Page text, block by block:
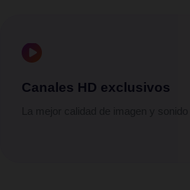
Canales HD exclusivos